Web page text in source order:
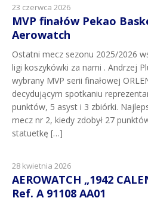
23 czerwca 2026
MVP finałów Pekao
Aerowatch
Ostatni mecz sezonu 2025/2026
ligi koszykówki za nami . Andrzej
wybrany MVP serii finałowej
decydującym spotkaniu
punktów, 5 asyst i 3 zbiórki.
mecz nr 2, kiedy zdobył 27
statuetkę […]
28 kwietnia 2026
AEROWATCH „1942
Ref. A 91108 AA01